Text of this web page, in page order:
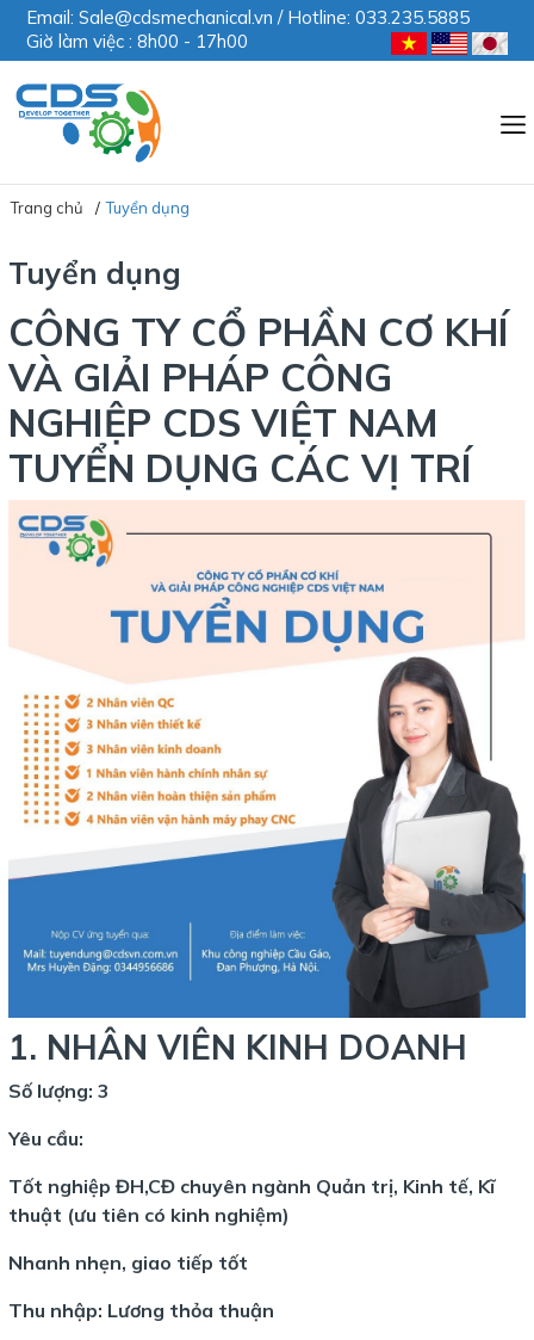
Email: Sale@cdsmechanical.vn / Hotline: 033.235.5885
Giờ làm việc : 8h00 - 17h00
Trang chủ Tuyển dụng
Tuyển dụng
CÔNG TY CỔ PHẦN CƠ KHÍ
VÀ GIẢI PHÁP CÔNG
NGHIỆP CDS VIỆT NAM
TUYỂN DỤNG CÁC VỊ TRÍ
1. NHÂN VIÊN KINH DOANH
Số lượng: 3
Yêu cầu:
Tốt nghiệp ĐH,CĐ chuyên ngành Quản trị, Kinh tế, Kĩ
thuật (ưu tiên có kinh nghiệm)
Nhanh nhẹn, giao tiếp tốt
Thu nhập: Lương thỏa thuận